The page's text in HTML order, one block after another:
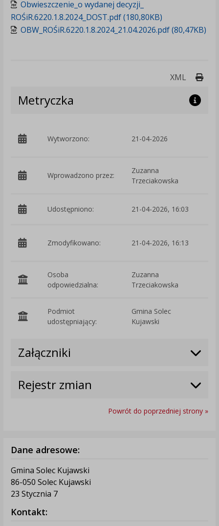
Obwieszczenie_o wydanej decyzji_
ROŚiR.6220.1.8.2024_DOST.pdf (180,80KB)
OBW_ROŚiR.6220.1.8.2024_21.04.2026.pdf (80,47KB)
XML
Metryczka
Wytworzono: 21-04-2026
Wprowadzono przez:
Zuzanna
Trzeciakowska
Udostępniono: 21-04-2026, 16:03
Zmodyfikowano: 21-04-2026, 16:13
Osoba
odpowiedzialna:
Zuzanna
Trzeciakowska
Podmiot
udostępniający:
Gmina Solec
Kujawski
Załączniki
Rejestr zmian
Powrót do poprzedniej strony »
Dane adresowe:
Gmina Solec Kujawski
86-050 Solec Kujawski
23 Stycznia 7
Kontakt: